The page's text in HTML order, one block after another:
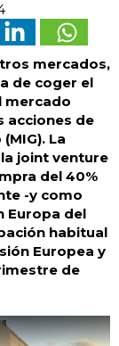
mercados,
de coger el
mercado
acciones de
La
joint venture
del 40%
-y como
Europa del
habitual
Europea y
de